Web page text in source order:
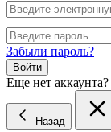
Забыли пароль?
Войти
Еще нет аккаунта?
Назад